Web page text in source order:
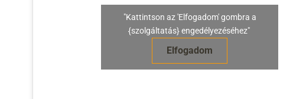
"Kattintson az 'Elfogadom' gombra a
{szolgáltatás} engedélyezéséhez"
Elfogadom